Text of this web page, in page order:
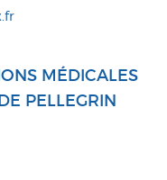
MÉDICALES
PELLEGRIN